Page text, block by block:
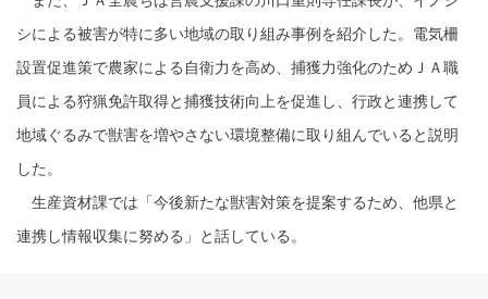
シによる被害が特に多い地域の取り組み事例を紹介した。電気柵
設置促進策で農家による自衛力を高め、捕獲力強化のためＪＡ職
員による狩猟免許取得と捕獲技術向上を促進し、行政と連携して
地域ぐるみで獣害を増やさない環境整備に取り組んでいると説明
した。
生産資材課では「今後新たな獣害対策を提案するため、他県と
連携し情報収集に努める」と話している。